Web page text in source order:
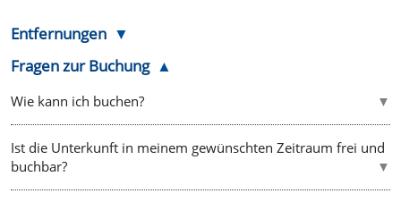
Entfernungen
Fragen zur Buchung
Wie kann ich buchen?
Ist die Unterkunft in meinem gewünschten Zeitraum frei und
buchbar?